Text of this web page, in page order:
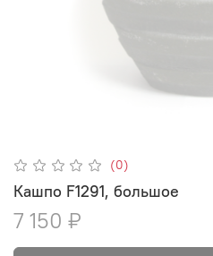
(0)
Кашпо F1291, большое
7 150 ₽